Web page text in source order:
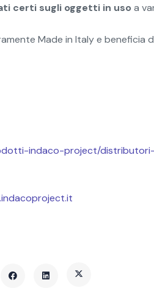
certi sugli oggetti in uso a
Made in Italy e beneficia
indaco-project/distributori-
indacoproject.it